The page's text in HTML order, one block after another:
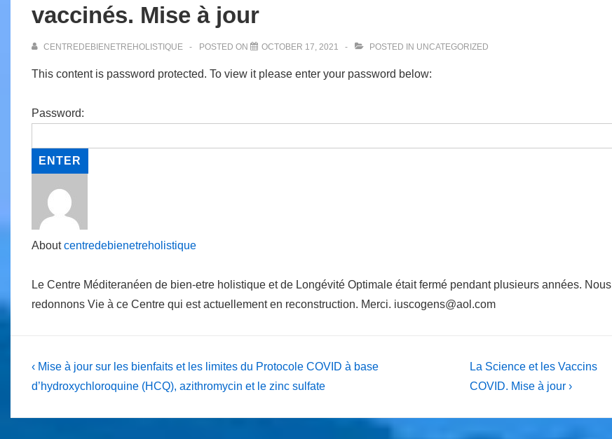
vaccinés. Mise à jour
CENTREDEBIENETREHOLISTIQUE POSTED ON OCTOBER 17, 2021 POSTED IN UNCATEGORIZED
This content is password protected. To view it please enter your password below:
Password:
Aboutcentredebienetreholistique
Le Centre Méditeranéen de bien-etre holistique et de Longévité Optimale était fermé pendant plusieurs années. Nous
redonnons Vie à ce Centre qui est actuellement en reconstruction. Merci. iuscogens@aol.com
Post
navigation
Previous
Post
‹ Mise à jour sur les bienfaits et les limites du Protocole COVID à base
d’hydroxychloroquine (HCQ), azithromycin et le zinc sulfate
Next
Post
La Science et les Vaccins
COVID. Mise à jour ›